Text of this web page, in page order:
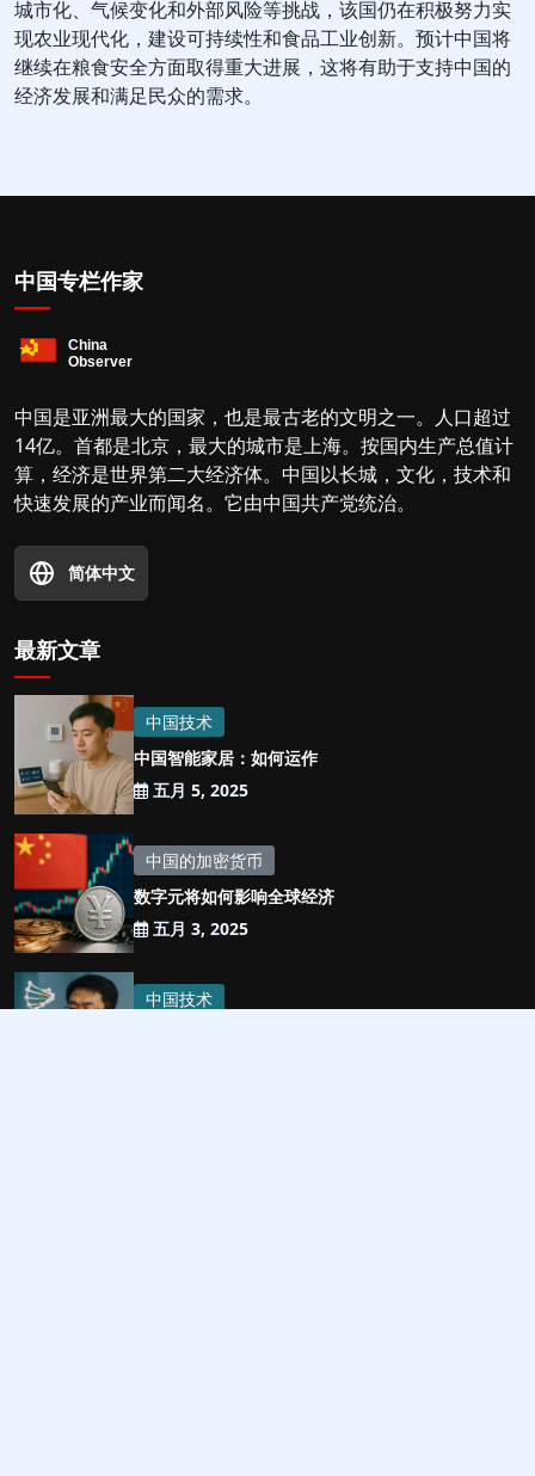
城市化、气候变化和外部风险等挑战，该国仍在积极努力实
现农业现代化，建设可持续性和食品工业创新。预计中国将
继续在粮食安全方面取得重大进展，这将有助于支持中国的
经济发展和满足民众的需求。
中国专栏作家
中国是亚洲最大的国家，也是最古老的文明之一。人口超过
14亿。首都是北京，最大的城市是上海。按国内生产总值计
算，经济是世界第二大经济体。中国以长城，文化，技术和
快速发展的产业而闻名。它由中国共产党统治。
简体中文
最新文章
中国技术
中国智能家居：如何运作
五月 5, 2025
中国的加密货币
数字元将如何影响全球经济
五月 3, 2025
中国技术